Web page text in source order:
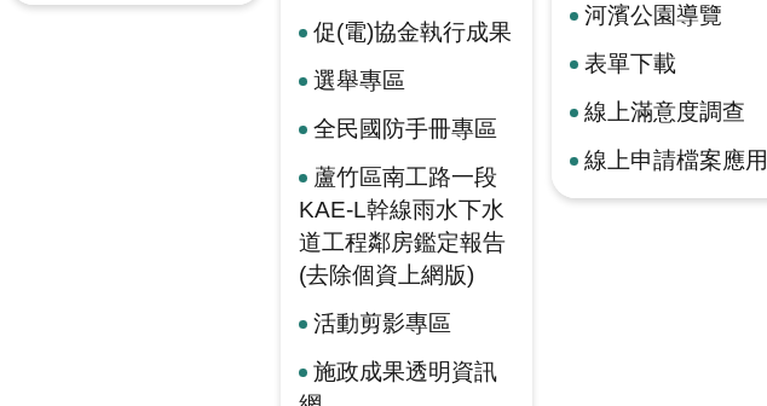
促(電)協金執行成果
選舉專區
全民國防手冊專區
蘆竹區南工路一段
KAE-L幹線雨水下水
道工程鄰房鑑定報告
(去除個資上網版)
活動剪影專區
施政成果透明資訊
河濱公園導覽
表單下載
線上滿意度調查
線上申請檔案應用